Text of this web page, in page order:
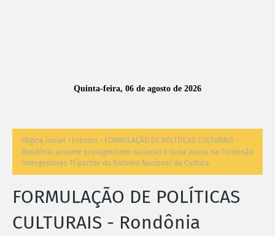
Quinta-feira, 06 de agosto de 2026
Página inicial Eventos
FORMULAÇÃO DE POLÍTICAS CULTURAIS -
Rondônia assume protagonismo nacional e toma posse na Comissão
Intergestores Tripartite do Sistema Nacional de Cultura
FORMULAÇÃO DE POLÍTICAS
CULTURAIS - Rondônia